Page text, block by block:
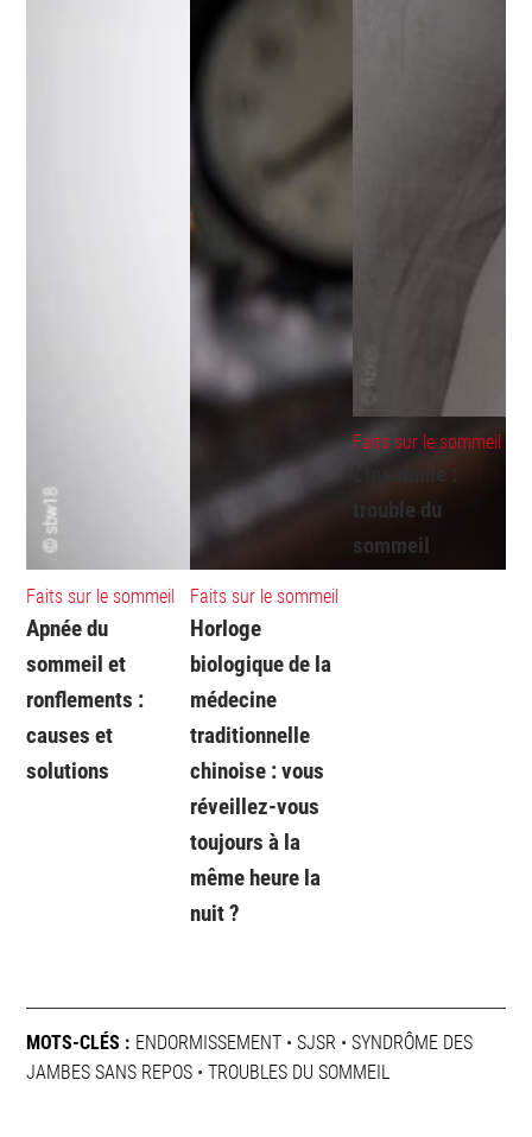
Faits sur le sommeil
Apnée du
sommeil et
ronflements :
causes et
solutions
Faits sur le sommeil
Horloge
biologique de la
médecine
traditionnelle
chinoise : vous
réveillez-vous
toujours à la
même heure la
nuit ?
Faits sur le sommeil
L’insomnie :
trouble du
sommeil
MOTS-CLÉS : ENDORMISSEMENT •SJSR •SYNDRÔME DES
JAMBES SANS REPOS •TROUBLES DU SOMMEIL